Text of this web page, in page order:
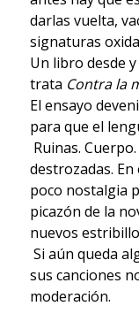
darlas vuelta,
signaturas
Un libro desde
trata Contra la
El ensayo
para que el
Ruinas.
destrozadas.
poco nostalgia
picazón de la
nuevos
Si aún queda
sus canciones
moderación.